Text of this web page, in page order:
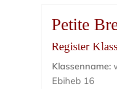
Petite
Register
Klassenname:
Ebiheb 16